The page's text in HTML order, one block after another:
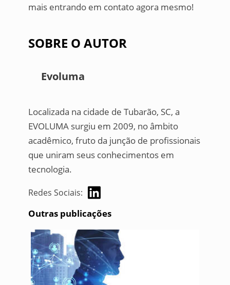
mais entrando em contato agora mesmo!
SOBRE O AUTOR
Evoluma
Localizada na cidade de Tubarão, SC, a
EVOLUMA surgiu em 2009, no âmbito
acadêmico, fruto da junção de profissionais
que uniram seus conhecimentos em
tecnologia.
Redes Sociais:
Outras publicações